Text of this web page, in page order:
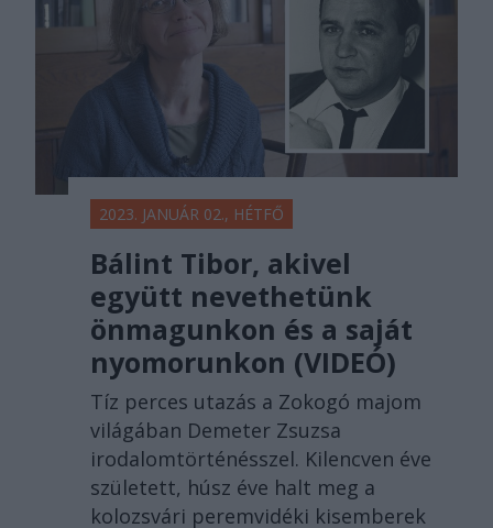
2023. JANUÁR 02., HÉTFŐ
Bálint Tibor, akivel
együtt nevethetünk
önmagunkon és a saját
nyomorunkon (VIDEÓ)
Tíz perces utazás a Zokogó majom
világában Demeter Zsuzsa
irodalomtörténésszel. Kilencven éve
született, húsz éve halt meg a
kolozsvári peremvidéki kisemberek